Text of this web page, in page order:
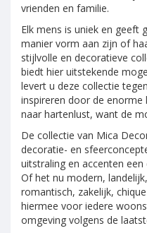
vrienden en familie.
Elk mens is uniek en geeft
manier vorm aan zijn of
stijlvolle en decoratieve
biedt hier uitstekende
levert u deze collectie
inspireren door de enorme
naar hartenlust, want de
De collectie van Mica
decoratie- en
uitstraling en accenten
Of het nu modern,
romantisch, zakelijk,
hiermee voor iedere
omgeving volgens de